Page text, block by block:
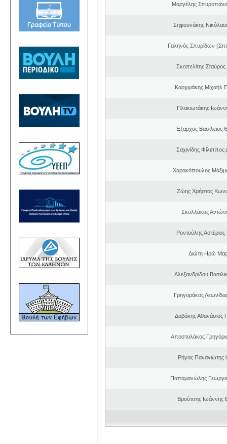
Μαργέλης
Σηφουνάκης
Γαληνός Σπυρίδων
Σκοπελίτης
Καρχιμάκης Μιχαήλ
Πλακιωτάκης
Έξαρχος Βασίλειος
Σαχινίδης Φίλιππος
Χαρακόπουλος
Ζώης Χρήστος
Σκυλλάκος
Ροντούλης
Διώτη Ηρώ
Αλεξανδρίδου
Γρηγοράκος
Δαβάκης Αθανάσιος
Αποστολάκος
Ρήγας Παναγιώτης
Παπαμανώλης
Βρούτσης Ιωάννης